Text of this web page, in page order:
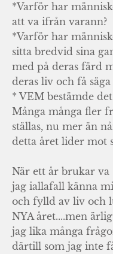
*Varför har
att va ifrån varann?
*Varför har
sitta bredvid sina
med på deras färd
deras liv och få
* VEM bestämde
Många många fler
ställas, nu mer än
detta året lider mot
När ett år brukar va
jag iallafall känna
och fylld av liv och
NYA året....men
jag lika många
därtill som jag inte